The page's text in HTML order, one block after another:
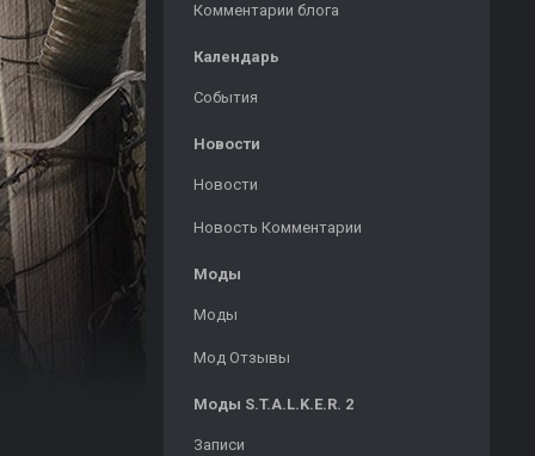
Комментарии блога
Календарь
События
Новости
Новости
Новость Комментарии
Моды
Моды
Мод Отзывы
Моды S.T.A.L.K.E.R. 2
Записи